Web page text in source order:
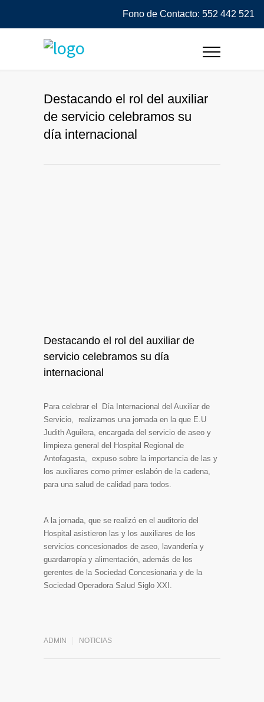
Fono de Contacto: 552 442 521
Destacando el rol del auxiliar
de servicio celebramos su
día internacional
Destacando el rol del auxiliar de
servicio celebramos su día
internacional
Para celebrar el Día Internacional del Auxiliar de
Servicio, realizamos una jornada en la que E.U
Judith Aguilera, encargada del servicio de aseo y
limpieza general del Hospital Regional de
Antofagasta, expuso sobre la importancia de las y
los auxiliares como primer eslabón de la cadena,
para una salud de calidad para todos.
A la jornada, que se realizó en el auditorio del
Hospital asistieron las y los auxiliares de los
servicios concesionados de aseo, lavandería y
guardarropía y alimentación, además de los
gerentes de la Sociedad Concesionaria y de la
Sociedad Operadora Salud Siglo XXI.
ADMIN NOTICIAS